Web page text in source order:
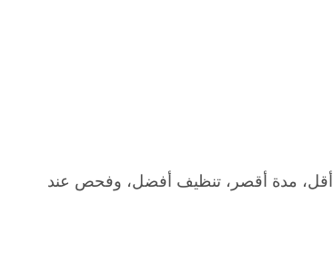
أقل، مدة أقصر، تنظيف أفضل، وفحص عند